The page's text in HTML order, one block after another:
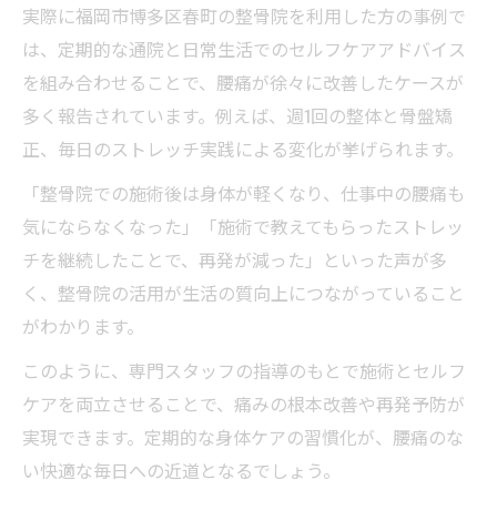
実際に福岡市博多区春町の整骨院を利用した方の事例で
は、定期的な通院と日常生活でのセルフケアアドバイス
を組み合わせることで、腰痛が徐々に改善したケースが
多く報告されています。例えば、週1回の整体と骨盤矯
正、毎日のストレッチ実践による変化が挙げられます。
「整骨院での施術後は身体が軽くなり、仕事中の腰痛も
気にならなくなった」「施術で教えてもらったストレッ
チを継続したことで、再発が減った」といった声が多
く、整骨院の活用が生活の質向上につながっていること
がわかります。
このように、専門スタッフの指導のもとで施術とセルフ
ケアを両立させることで、痛みの根本改善や再発予防が
実現できます。定期的な身体ケアの習慣化が、腰痛のな
い快適な毎日への近道となるでしょう。